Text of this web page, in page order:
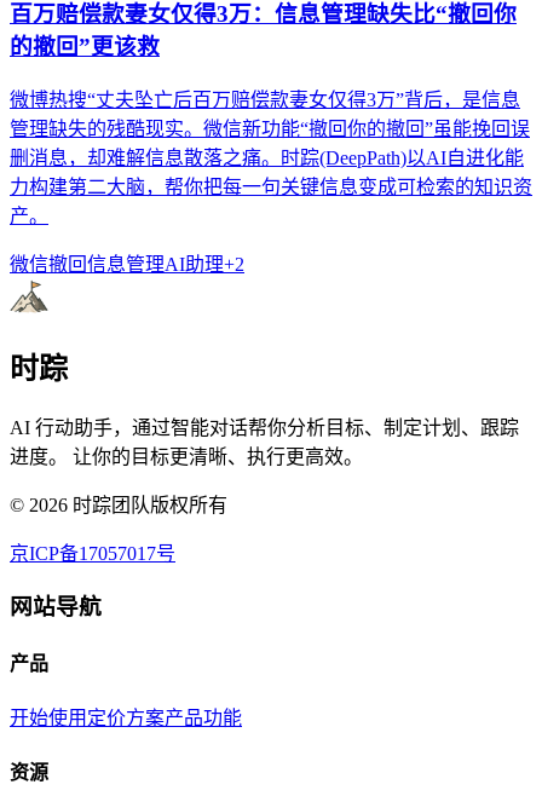
百万赔偿款妻女仅得3万：信息管理缺失比“撤回你
的撤回”更该救
微博热搜“丈夫坠亡后百万赔偿款妻女仅得3万”背后，是信息
管理缺失的残酷现实。微信新功能“撤回你的撤回”虽能挽回误
删消息，却难解信息散落之痛。时踪(DeepPath)以AI自进化能
力构建第二大脑，帮你把每一句关键信息变成可检索的知识资
产。
微信撤回信息管理AI助理+2
时踪
AI 行动助手，通过智能对话帮你分析目标、制定计划、跟踪
进度。 让你的目标更清晰、执行更高效。
© 2026 时踪团队版权所有
京ICP备17057017号
网站导航
产品
开始使用 定价方案产品功能
资源